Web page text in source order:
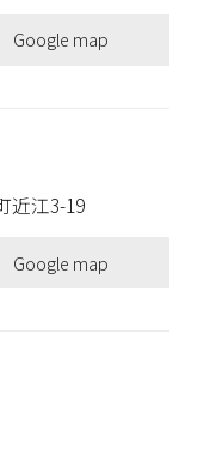
Google map
近江3-19
Google map